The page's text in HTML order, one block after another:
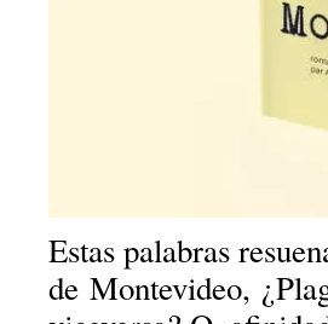
Estas palabras
de Montevideo,